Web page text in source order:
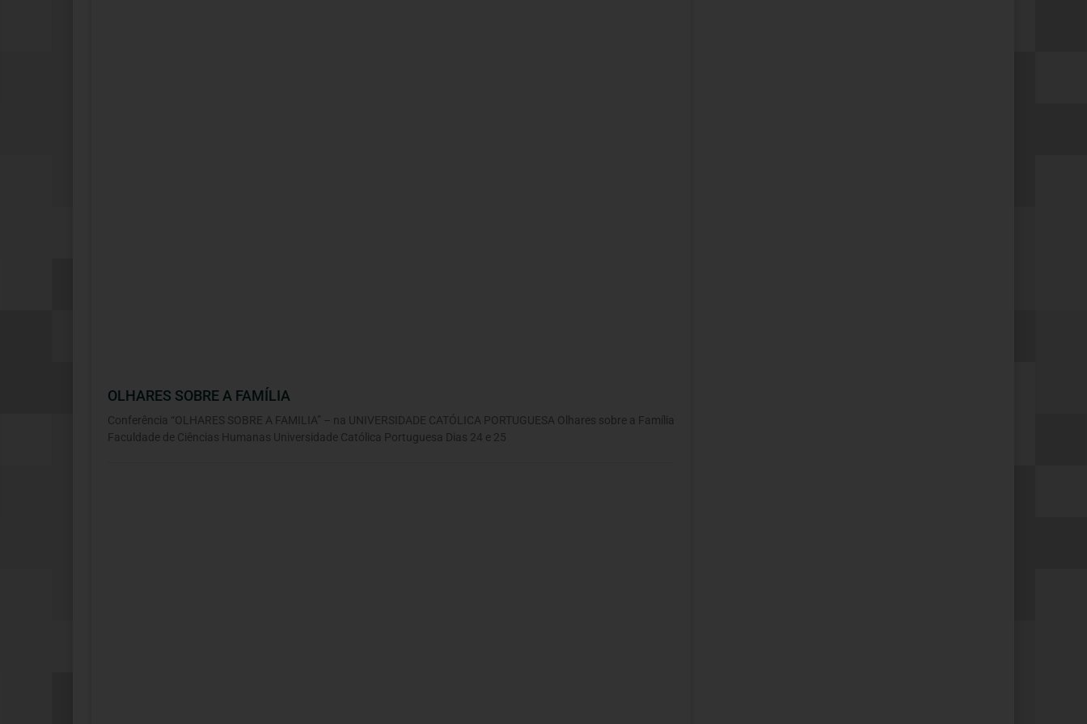
OLHARES SOBRE A FAMÍLIA
Conferência “OLHARES SOBRE A FAMILIA” – na UNIVERSIDADE CATÓLICA PORTUGUESA Olhares sobre a Família
Faculdade de Ciências Humanas Universidade Católica Portuguesa Dias 24 e 25